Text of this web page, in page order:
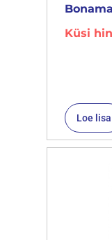
Küsi
Loe lisa